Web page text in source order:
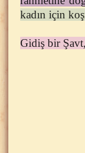
kadın için
Gidiş bir